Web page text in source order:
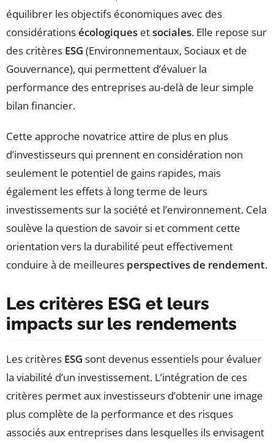
équilibrer les objectifs économiques avec des
considérationsécologiques etsociales. Elle repose sur
des critères ESG (Environnementaux, Sociaux et de
Gouvernance), qui permettent d’évaluer la
performance des entreprises au-delà de leur simple
bilan financier.
Cette approche novatrice attire de plus en plus
d’investisseurs qui prennent en considération non
seulement le potentiel de gains rapides, mais
également les effets à long terme de leurs
investissements sur la société et l’environnement. Cela
soulève la question de savoir si et comment cette
orientation vers la durabilité peut effectivement
conduire à de meilleures perspectives de rendement.
Les critères ESG et leurs
impacts sur les rendements
Les critères ESG sont devenus essentiels pour évaluer
la viabilité d’un investissement. L’intégration de ces
critères permet aux investisseurs d’obtenir une image
plus complète de la performance et des risques
associés aux entreprises dans lesquelles ils envisagent